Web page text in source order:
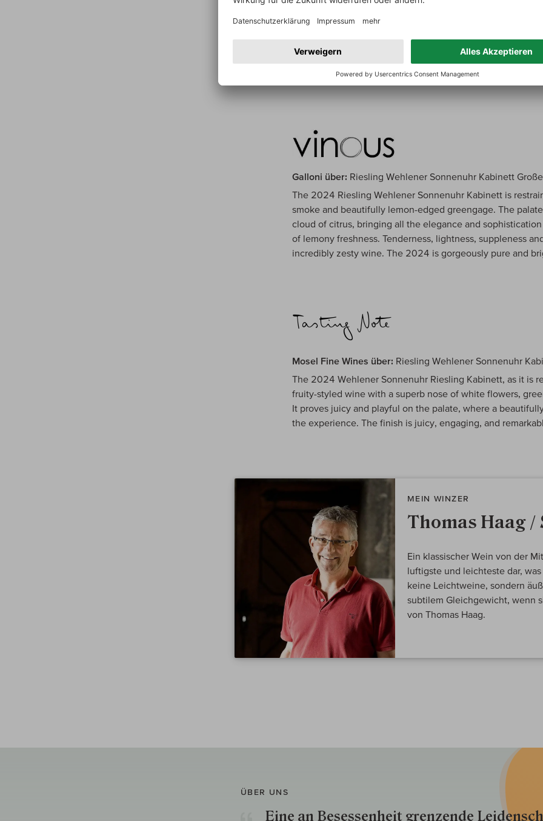
Suckling über:Riesling Wehlener Sonnenuhr Kabinett
This juicy and elegant wine is an excellent introduction to
barely perceptible at 8%. This shows vibrant, youthful
blossoms and yellow apples. Long, polished finish. From
Galloni über: Riesling Wehlener Sonnenuhr Kabinett
The 2024 Riesling Wehlener Sonnenuhr Kabinett is
smoke and beautifully lemon-edged greengage. The
cloud of citrus, bringing all the elegance and
of lemony freshness. Tenderness, lightness, suppleness
incredibly zesty wine. The 2024 is gorgeously pure and
Mosel Fine Wines über: Riesling Wehlener Sonnenuhr
The 2024 Wehlener Sonnenuhr Riesling Kabinett, as it is
fruity-styled wine with a superb nose of white flowers,
It proves juicy and playful on the palate, where a
the experience. The finish is juicy, engaging, and
MEIN WINZER
Thomas Haag /
Ein klassischer Wein von der
luftigste und leichteste dar,
keine Leichtweine, sondern
subtilem Gleichgewicht, wenn
von Thomas Haag.
ÜBER UNS
Eine an Besessenheit gren­zende